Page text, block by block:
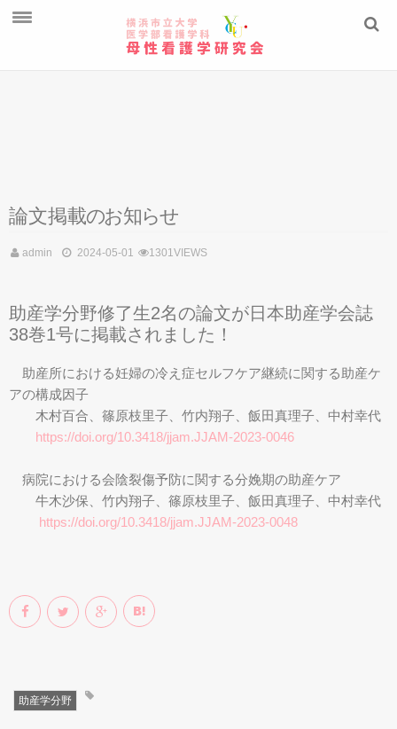
論文掲載のお知らせ
admin 2024-05-01 1301VIEWS
助産学分野修了生2名の論文が日本助産学会誌
38巻1号に掲載されました！
助産所における妊婦の冷え症セルフケア継続に関する助産ケ
アの構成因子
木村百合、篠原枝里子、竹内翔子、飯田真理子、中村幸代
https://doi.org/10.3418/jjam.JJAM-2023-0046
病院における会陰裂傷予防に関する分娩期の助産ケア
牛木沙保、竹内翔子、篠原枝里子、飯田真理子、中村幸代
https://doi.org/10.3418/jjam.JJAM-2023-0048
助産学分野